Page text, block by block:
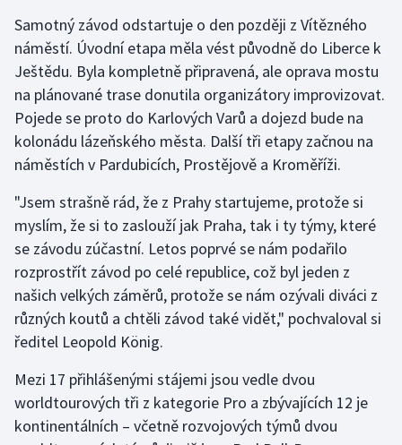
Sportovní střelba
Stolní tenis
Triatlon
Veslování
Volejbal
Ostatní
Samotný závod odstartuje o den později z Vítězného
náměstí. Úvodní etapa měla vést původně do Liberce k
Ještědu. Byla kompletně připravená, ale oprava mostu
na plánované trase donutila organizátory improvizovat.
Pojede se proto do Karlových Varů a dojezd bude na
kolonádu lázeňského města. Další tři etapy začnou na
náměstích v Pardubicích, Prostějově a Kroměříži.
"Jsem strašně rád, že z Prahy startujeme, protože si
myslím, že si to zaslouží jak Praha, tak i ty týmy, které
se závodu zúčastní. Letos poprvé se nám podařilo
rozprostřít závod po celé republice, což byl jeden z
našich velkých záměrů, protože se nám ozývali diváci z
různých koutů a chtěli závod také vidět," pochvaloval si
ředitel Leopold König.
Mezi 17 přihlášenými stájemi jsou vedle dvou
worldtourových tři z kategorie Pro a zbývajících 12 je
kontinentálních – včetně rozvojových týmů dvou